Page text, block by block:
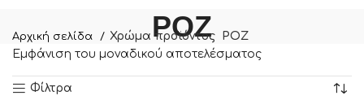
ΡΟΖ
Αρχική σελίδα Χρώμα προϊόντος
ΡΟΖ
Εμφάνιση του μοναδικού αποτελέσματος
Φίλτρα